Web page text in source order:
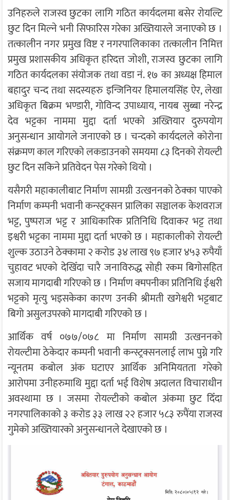
उनिहरुले राजस्व छुटका लागि गठित कार्यदलमा बसेर राेयल्टि
छुट दिन मिल्ने भनी सिफारिस गरेका अख्तियारले जनाएको छ ।
तत्कालीन नगर प्रमुख विष्ट र नगरपालिकाका तत्कालीन निमित्त
प्रमुख प्रशासकीय अधिकृत हरिदत्त जोशी, राजस्व छुटका लागि
गठित कार्यदलका संयोजक तथा वडा नं. १७ का अध्यक्ष हिमाल
बहादुर चन्द तथा सदस्यहरु इन्जिनियर हिमालयसिंह ऐर, लेखा
अधिकृत बिक्रम भण्डारी, गोविन्द उपाध्याय, नायब सुब्बा नरेन्द्र
देव भट्टका नाममा मुद्दा दर्ता भएको अख्तियार दुरुपयोग
अनुसन्धान आयोगले जनाएको छ । चन्दको कार्यदलले कोरोना
संक्रमण काल गरिएको लकडाउनकाे समयमा ८३ दिनको रोयल्टी
छुट दिन सकिने प्रतिवेदन पेस गरेको थियो ।
यसैगरी महाकालीबाट निर्माण सामग्री उत्खननको ठेक्का पाएको
निर्माण कम्पनी भवानी कन्स्ट्रक्सन प्रालिका सञ्चालक केशवराज
भट्ट, पुष्पराज भट्ट र आधिकारिक प्रतिनिधि दिवाकर भट्ट तथा
इश्वरी भट्टका नाममा मुद्दा दर्ता भएको छ । महाकालीको रोयल्टी
शुल्क उठाउने ठेक्कामा २ करोड ३४ लाख ९७ हजार ४५३ रुपैयाँ
चुहावट भएको देखिँदा चारै जनाविरुद्ध सोही रकम बिगोसहित
सजाय मागदाबी गरिएको छ । निर्माण क्मपनीका प्रतिनिधि ईश्वरी
भट्टको मृत्यु भइसकेका कारण उनकी श्रीमती खगेश्वरी भट्टबाट
बिगो असुलउपरको मागदाबी गरिएको छ ।
आर्थिक वर्ष ०७७/०७८ मा निर्माण सामग्री उत्खननको
रोयल्टीमा ठेकेदार कम्पनी भवानी कन्स्ट्रक्सनलाई लाभ पुग्ने गरि
न्यूनतम कबोल अंक घटाएर आर्थिक अनिमियतता गरेको
आरोपमा उनीहरुमाथि मुद्दा दर्ता भई विशेष अदालत विचाराधीन
अवस्थामा छ । जसमा राेयल्टीकाे कबोल अंकमा छुट दिँदा
नगरपालिकाको ३ करोड ३३ लाख २२ हजार ५८३ रुपैंया राजस्व
गुमेको अख्तियारको अनुसन्धानले देखाएको छ ।